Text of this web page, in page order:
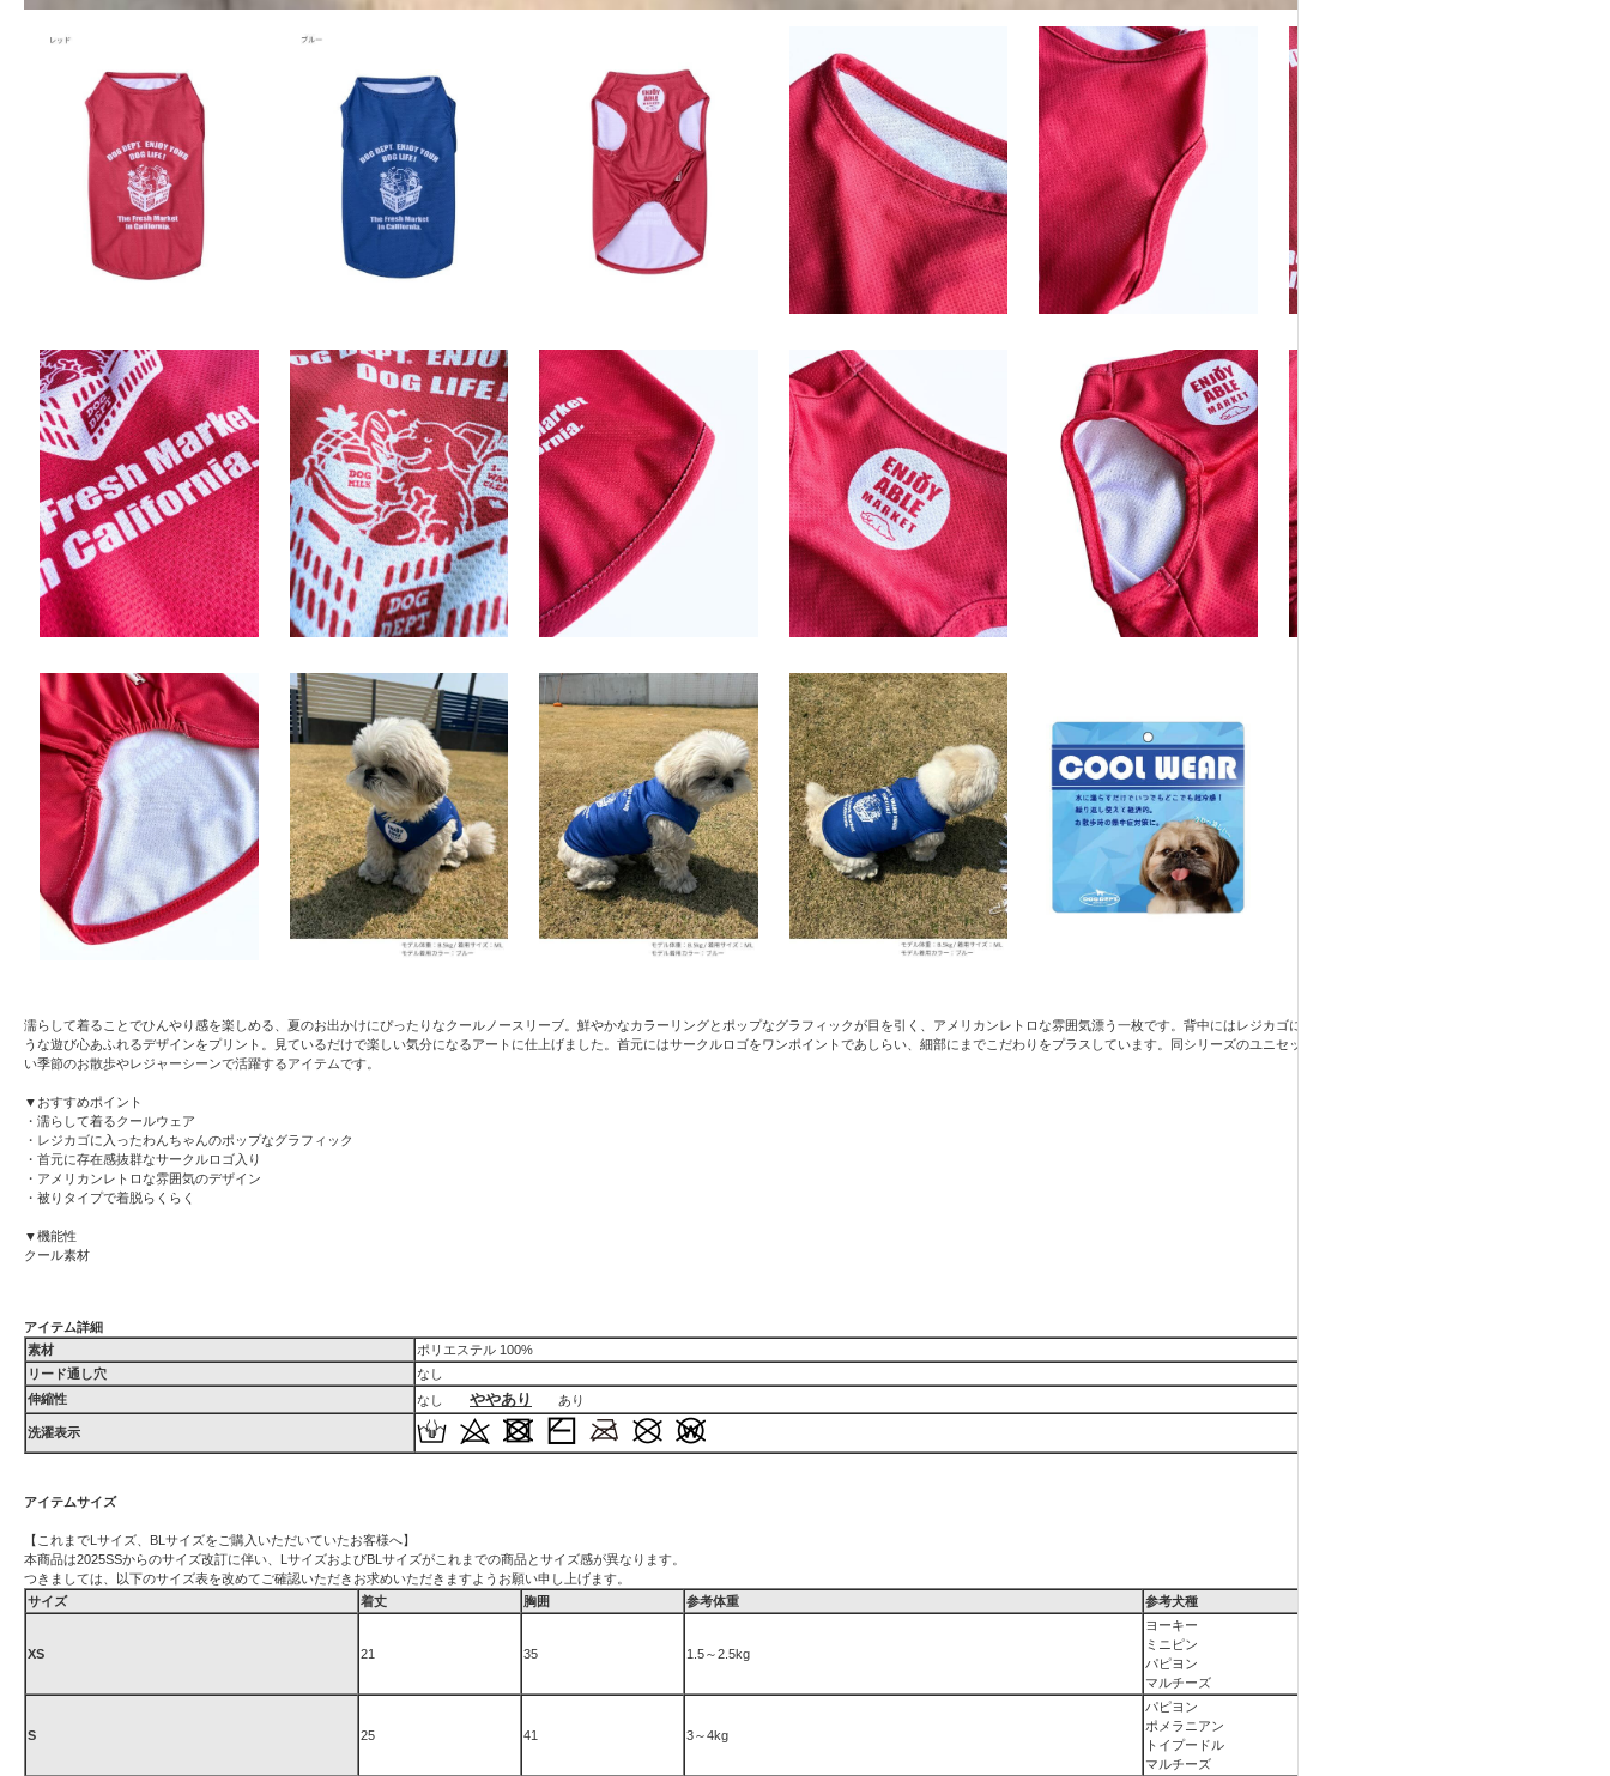
濡らして着ることでひんやり感を楽しめる、夏のお出かけにぴったりなクールノースリーブ。鮮やかなカラーリングとポップなグラフィックが目を引く、アメリカンレトロな雰囲気漂う一枚です。背中にはレジカゴに入ったわんちゃんがお買い物を楽しんでいるよ
うな遊び心あふれるデザインをプリント。見ているだけで楽しい気分になるアートに仕上げました。首元にはサークルロゴをワンポイントであしらい、細部にまでこだわりをプラスしています。同シリーズのユニセックスアパレルとのリンクコーデもおすすめ。暑
い季節のお散歩やレジャーシーンで活躍するアイテムです。
▼おすすめポイント
・濡らして着るクールウェア
・レジカゴに入ったわんちゃんのポップなグラフィック
・首元に存在感抜群なサークルロゴ入り
・アメリカンレトロな雰囲気のデザイン
・被りタイプで着脱らくらく
▼機能性
クール素材
アイテム詳細
素材
ポリエステル 100%
リード通し穴
なし
伸縮性
なし ややあり あり
洗濯表示
アイテムサイズ
【これまでLサイズ、BLサイズをご購入いただいていたお客様へ】
本商品は2025SSからのサイズ改訂に伴い、LサイズおよびBLサイズがこれまでの商品とサイズ感が異なります。
つきましては、以下のサイズ表を改めてご確認いただきお求めいただきますようお願い申し上げます。
サイズ
着丈 胸囲 参考体重 参考犬種
XS 21 35 1.5～2.5kg
ヨーキー
ミニピン
パピヨン
マルチーズ
S 25 41 3～4kg
パピヨン
ポメラニアン
トイプードル
マルチーズ